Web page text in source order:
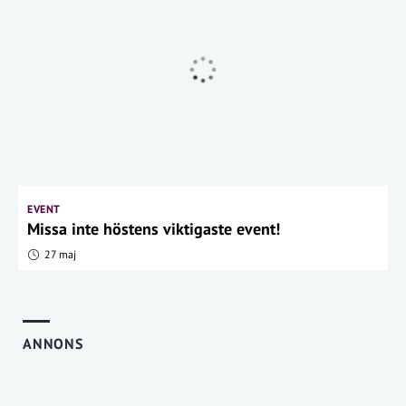
EVENT
Missa inte höstens viktigaste event!
27 maj
ANNONS